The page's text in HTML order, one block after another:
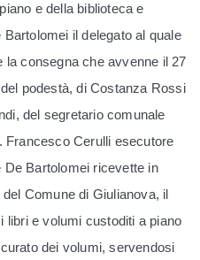
e della biblioteca e
il delegato al quale
la consegna che avvenne il 27
podestà, di Costanza Rossi
del segretario comunale
Francesco Cerulli esecutore
Bartolomei ricevette in
Comune di Giulianova, il
libri e volumi custoditi a piano
dei volumi, servendosi